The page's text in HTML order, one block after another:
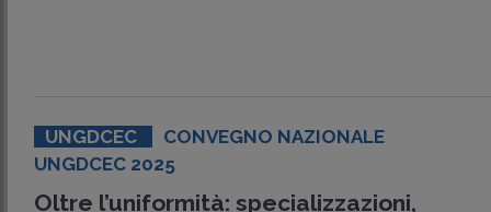
UNGDCEC
CONVEGNO NAZIONALE
UNGDCEC 2025
Oltre l’uniformità: specializzazioni,